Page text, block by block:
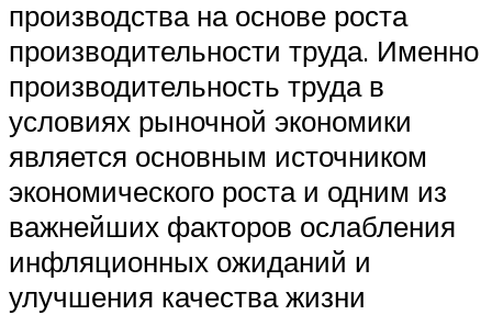
производства на основе роста
производительности труда. Именно
производительность труда в
условиях рыночной экономики
является основным источником
экономического роста и одним из
важнейших факторов ослабления
инфляционных ожиданий и
улучшения качества жизни